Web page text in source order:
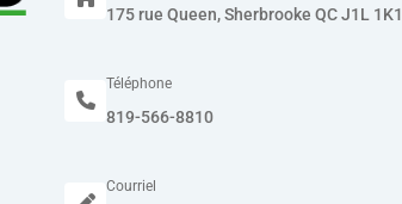
175 rue Queen, Sherbrooke QC J1L 1K1
Téléphone
819-566-8810
Courriel